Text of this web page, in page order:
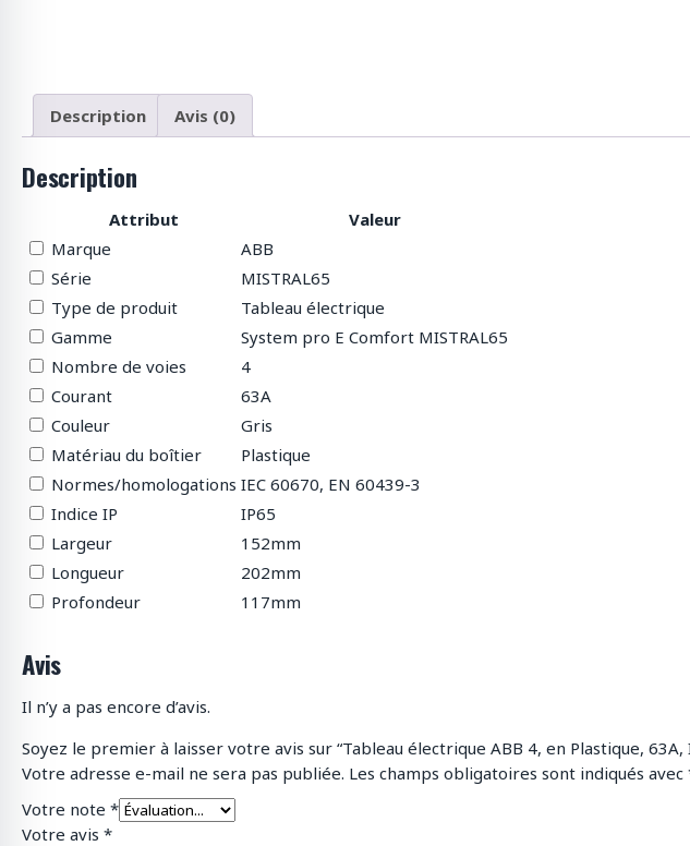
u
i
Description Avis (0)
Description
Attribut
Valeur
Marque
ABB
Série
MISTRAL65
Type de produit
Tableau électrique
Gamme
System pro E Comfort MISTRAL65
Nombre de voies
4
Courant
63A
Couleur
Gris
Matériau du boîtier
Plastique
Normes/homologations IEC 60670, EN 60439-3
Indice IP
IP65
Largeur
152mm
Longueur
202mm
Profondeur
117mm
Avis
Il n’y a pas encore d’avis.
Soyez le premier à laisser votre avis sur “Tableau électrique ABB 4, en Plastique,
Votre adresse e-mail ne sera pas publiée. Les champs obligatoires sont indiqués avec
Votre note *
Votre avis *